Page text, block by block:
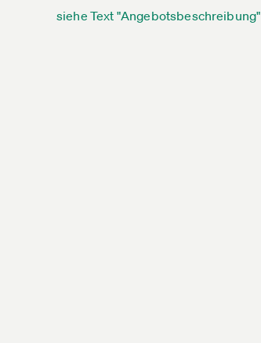
siehe Text "Angebotsbeschreibung"